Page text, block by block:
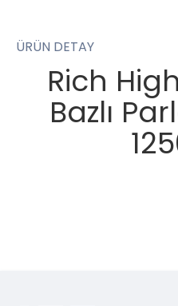
ÜRÜN DETAY
Rich
Bazlı